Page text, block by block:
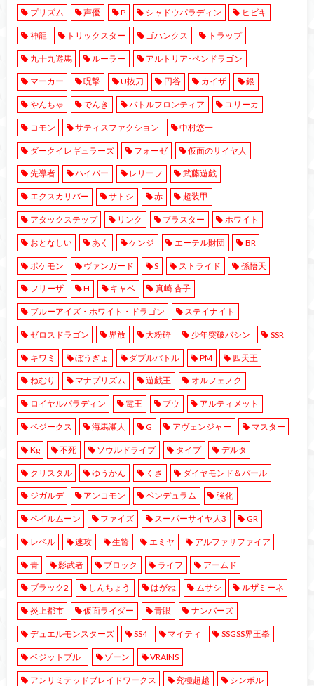
プリズム 声優 P シャドウパラディン ヒビキ
神龍 トリックスター ゴハンクス トラップ
九十九遊馬 ルーラー アルトリア･ペンドラゴン
マーカー 呪撃 U抜刀 円谷 カイザ 銀
やんちゃ でんき バトルフロンティア ユリーカ
コモン サティスファクション 中村悠一
ダークイレギュラーズ フォーゼ 仮面のサイヤ人
先導者 ハイパー レリーフ 武藤遊戯
エクスカリバー サトシ 赤 超装甲
アタックステップ リンク ブラスター ホワイト
おとなしい あく ケンジ エーテル財団 BR
ポケモン ヴァンガード S ストライド 孫悟天
フリーザ H キャベ 真崎 杏子
ブルーアイズ・ホワイト・ドラゴン ステイナイト
ゼロスドラゴン 界放 大粉砕 少年突破バシン SSR
キワミ ぼうぎょ ダブルバトル PM 四天王
ねむり マナプリズム 遊戯王 オルフェノク
ロイヤルパラディン 電王 ブウ アルティメット
ベジークス 海馬瀬人 G アヴェンジャー マスター
Kg 不死 ソウルドライブ タイプ デルタ
クリスタル ゆうかん くさ ダイヤモンド＆パール
ジガルデ アンコモン ペンデュラム 強化
ペイルムーン ファイズ スーパーサイヤ人3 GR
レベル 速攻 生贄 エミヤ アルファサファイア
青 影武者 ブロック ライフ アームド
ブラック2 しんちょう はがね ムサシ ルザミーネ
炎上都市 仮面ライダー 青眼 ナンバーズ
デュエルモンスターズ SS4 マイティ SSGSS界王拳
ベジットブルｰ ゾーン VRAINS
アンリミテッドブレイドワークス 究極超越 シンボル